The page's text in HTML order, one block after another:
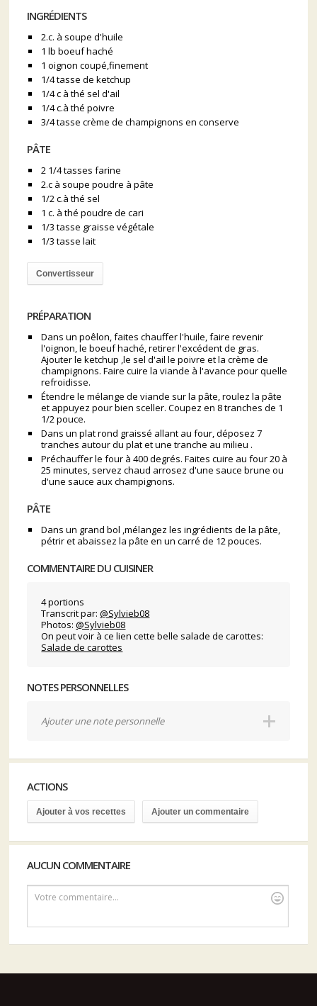
INGRÉDIENTS
2.c. à soupe d'huile
1 lb boeuf haché
1 oignon coupé,finement
1/4 tasse de ketchup
1/4 c à thé sel d'ail
1/4 c.à thé poivre
3/4 tasse crème de champignons en conserve
PÂTE
2 1/4 tasses farine
2.c à soupe poudre à pâte
1/2 c.à thé sel
1 c. à thé poudre de cari
1/3 tasse graisse végétale
1/3 tasse lait
Convertisseur
PRÉPARATION
Dans un poêlon, faites chauffer l'huile, faire revenir
l'oignon, le boeuf haché, retirer l'excédent de gras.
Ajouter le ketchup ,le sel d'ail le poivre et la crème de
champignons. Faire cuire la viande à l'avance pour quelle
refroidisse.
Étendre le mélange de viande sur la pâte, roulez la pâte
et appuyez pour bien sceller. Coupez en 8 tranches de 1
1/2 pouce.
Dans un plat rond graissé allant au four, déposez 7
tranches autour du plat et une tranche au milieu .
Préchauffer le four à 400 degrés. Faites cuire au four 20 à
25 minutes, servez chaud arrosez d'une sauce brune ou
d'une sauce aux champignons.
PÂTE
Dans un grand bol ,mélangez les ingrédients de la pâte,
pétrir et abaissez la pâte en un carré de 12 pouces.
COMMENTAIRE DU CUISINER
4 portions
Transcrit par:@Sylvieb08
Photos:@Sylvieb08
On peut voir à ce lien cette belle salade de carottes:
Salade de carottes
NOTES PERSONNELLES
Ajouter une note personnelle
ACTIONS
Ajouter à vos recettes Ajouter un commentaire
AUCUN COMMENTAIRE
Votre commentaire...